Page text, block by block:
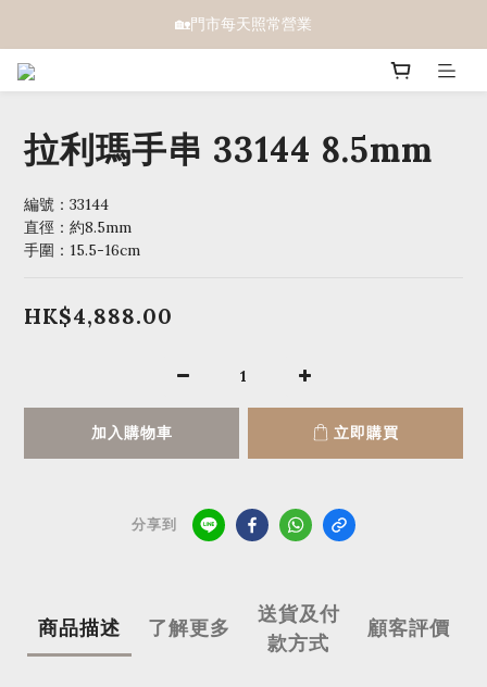
🏡門市每天照常營業
拉利瑪手串 33144 8.5mm
編號：33144
直徑：約8.5mm
手圍：15.5-16cm
HK$4,888.00
加入購物車 立即購買
分享到
商品描述 了解更多
送貨及付
款方式
顧客評價